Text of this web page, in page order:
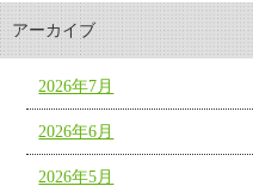
アーカイブ
2026年7月
2026年6月
2026年5月